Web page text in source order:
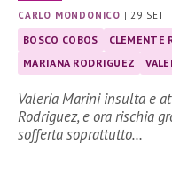
CARLO MONDONICO |29
BOSCO COBOS CLEMENTE
MARIANA RODRIGUEZ
Valeria Marini insulta e
Rodriguez, e ora rischia
sofferta soprattutto…